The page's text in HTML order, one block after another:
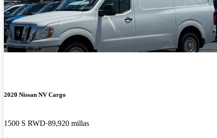
2020 Nissan NV Cargo
1500 S RWD 89,920 millas